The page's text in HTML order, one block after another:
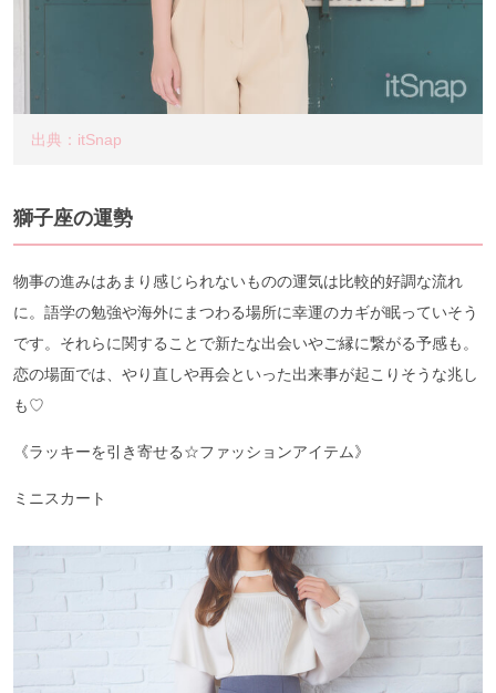
出典：itSnap
獅子座の運勢
物事の進みはあまり感じられないものの運気は比較的好調な流れ
に。語学の勉強や海外にまつわる場所に幸運のカギが眠っていそう
です。それらに関することで新たな出会いやご縁に繋がる予感も。
恋の場面では、やり直しや再会といった出来事が起こりそうな兆し
も♡
《ラッキーを引き寄せる☆ファッションアイテム》
ミニスカート